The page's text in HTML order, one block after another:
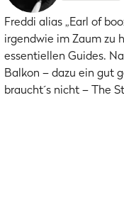
Freddi alias „Earl of
irgendwie im Zaum zu
essentiellen Guides.
Balkon – dazu ein gut
braucht´s nicht – The